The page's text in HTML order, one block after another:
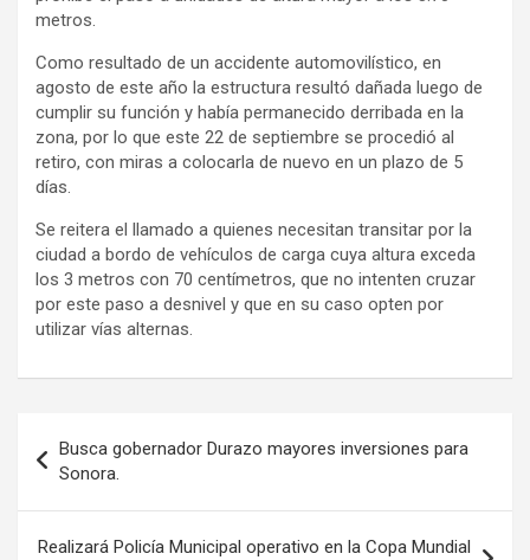
metros.
Como resultado de un accidente automovilístico, en
agosto de este año la estructura resultó dañada luego de
cumplir su función y había permanecido derribada en la
zona, por lo que este 22 de septiembre se procedió al
retiro, con miras a colocarla de nuevo en un plazo de 5
días.
Se reitera el llamado a quienes necesitan transitar por la
ciudad a bordo de vehículos de carga cuya altura exceda
los 3 metros con 70 centímetros, que no intenten cruzar
por este paso a desnivel y que en su caso opten por
utilizar vías alternas.
de
entradas
Busca gobernador Durazo mayores inversiones para
Sonora.
Realizará Policía Municipal operativo en la Copa Mundial